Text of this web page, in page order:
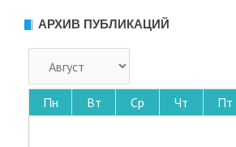
АРХИВ ПУБЛИКАЦИЙ
Пн Вт Ср Чт Пт